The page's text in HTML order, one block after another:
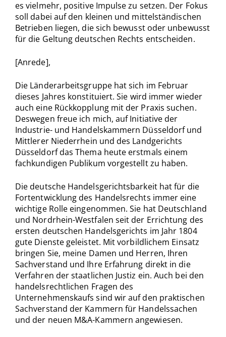
es vielmehr, positive Impulse zu setzen. Der Fokus
soll dabei auf den kleinen und mittelständischen
Betrieben liegen, die sich bewusst oder unbewusst
für die Geltung deutschen Rechts entscheiden.
[Anrede],
Die Länderarbeitsgruppe hat sich im Februar
dieses Jahres konstituiert. Sie wird immer wieder
auch eine Rückkopplung mit der Praxis suchen.
Deswegen freue ich mich, auf Initiative der
Industrie- und Handelskammern Düsseldorf und
Mittlerer Niederrhein und des Landgerichts
Düsseldorf das Thema heute erstmals einem
fachkundigen Publikum vorgestellt zu haben.
Die deutsche Handelsgerichtsbarkeit hat für die
Fortentwicklung des Handelsrechts immer eine
wichtige Rolle eingenommen. Sie hat Deutschland
und Nordrhein-Westfalen seit der Errichtung des
ersten deutschen Handelsgerichts im Jahr 1804
gute Dienste geleistet. Mit vorbildlichem Einsatz
bringen Sie, meine Damen und Herren, Ihren
Sachverstand und Ihre Erfahrung direkt in die
Verfahren der staatlichen Justiz ein. Auch bei den
handelsrechtlichen Fragen des
Unternehmenskaufs sind wir auf den praktischen
Sachverstand der Kammern für Handelssachen
und der neuen M&A-Kammern angewiesen.